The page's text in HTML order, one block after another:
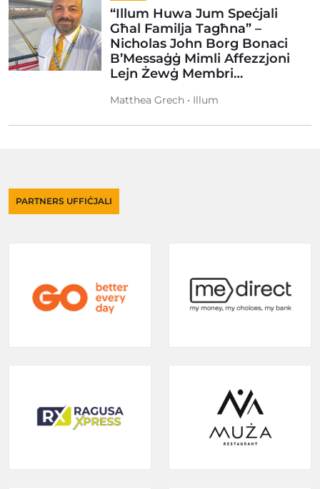
“Illum Huwa Jum Speċjali
Għal Familja Tagħna” –
Nicholas John Borg Bonaci
B’Messaġġ Mimli Affezzjoni
Lejn Żewġ Membri…
Matthea Grech • Illum
PARTNERS UFFIĊJALI